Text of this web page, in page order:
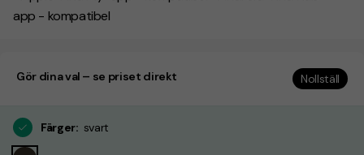
app - kompatibel
Gör dina val – se priset direkt Nollställ
Färger: svart